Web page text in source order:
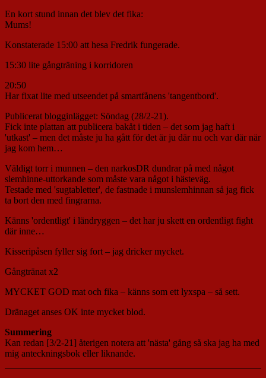
En kort stund innan det blev det fika:
Mums!
Konstaterade 15:00 att hesa Fredrik fungerade.
15:30 lite gångträning i korridoren
20:50
Har fixat lite med utseendet på smartfånens 'tangentbord'.
Publicerat blogginlägget: Söndag (28/2-21).
Fick inte plattan att publicera bakåt i tiden – det som jag haft i
'utkast' – men det måste ju ha gått för det är ju där nu och var där när
jag kom hem…
Väldigt torr i munnen – den narkosDR dundrar på med något
slemhinne-uttorkande som måste vara något i hästeväg.
Testade med 'sugtabletter', de fastnade i munslemhinnan så jag fick
ta bort den med fingrarna.
Känns 'ordentligt' i ländryggen – det har ju skett en ordentligt fight
där inne…
Kisseripåsen fyller sig fort – jag dricker mycket.
Gångtränat x2
MYCKET GOD mat och fika – känns som ett lyxspa – så sett.
Dränaget anses OK inte mycket blod.
Summering
Kan redan [3/2-21] återigen notera att 'nästa' gång så ska jag ha med
mig anteckningsbok eller liknande.